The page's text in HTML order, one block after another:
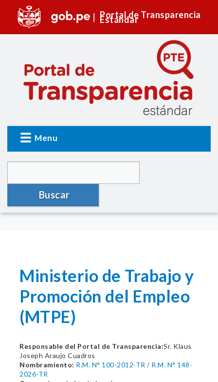
Portal de Transparencia
Estándar
Menu
Buscar
Ministerio de Trabajo y
Promoción del Empleo
(MTPE)
Responsable del Portal de Transparencia:Sr. Klaus
Joseph Araujo Cuadros
Nombramiento: R.M. N° 100-2012-TR / R.M. N° 148-
2026-TR